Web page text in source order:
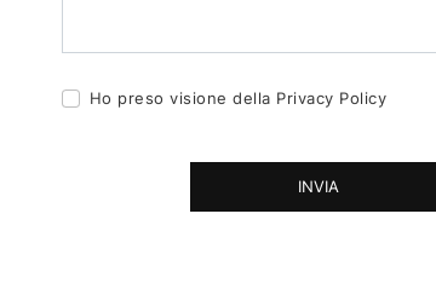
Ho preso visione della Privacy Policy
INVIA